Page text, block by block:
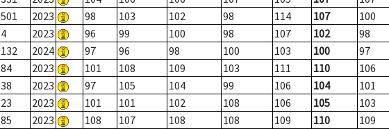
501 2023 98 103 102 98 114 107
100
4 2023 96 99 100 98 107 102
98
132 2024 97 96 98 100 103 100
97
84 2023 101 108 109 103 111 110
106
38 2023 97 105 104 99 106 104
101
23 2023 101 101 102 108 106 105
103
85 2023 108 107 108 108 109 110
109